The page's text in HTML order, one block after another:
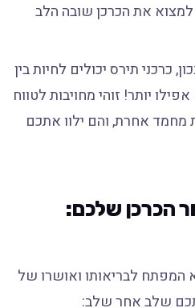
את הכרכן שובה הלב
כרכני תירס יכולים לחיות בין
אפילו יותר! זוהי מחויבות לטווח
מחמד אחרת, והם ילוו אתכם
הכרכן שלכם:
המפתח לבריאותו ואושרו של
שלב אחר שלב: